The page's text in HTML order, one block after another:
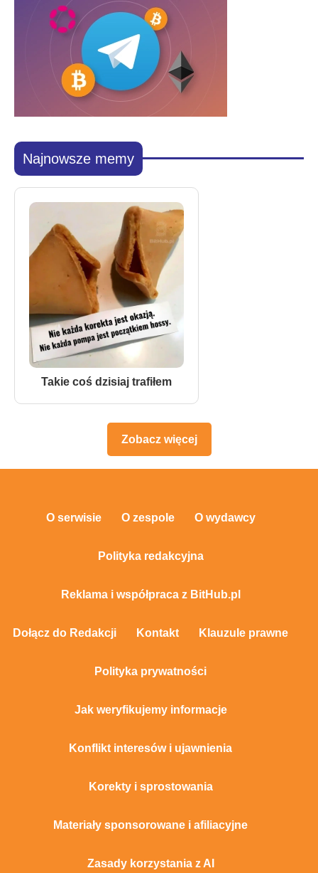
Najnowsze memy
Takie coś dzisiaj trafiłem
Zobacz więcej
O serwisie O zespole O wydawcy
Polityka redakcyjna
Reklama i współpraca z BitHub.pl
Dołącz do Redakcji Kontakt Klauzule prawne
Polityka prywatności
Jak weryfikujemy informacje
Konflikt interesów i ujawnienia
Korekty i sprostowania
Materiały sponsorowane i afiliacyjne
Zasady korzystania z AI